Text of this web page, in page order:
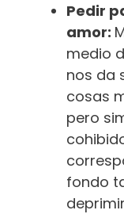
Pedir
amor:
medio
nos da
cosas
pero
fondo